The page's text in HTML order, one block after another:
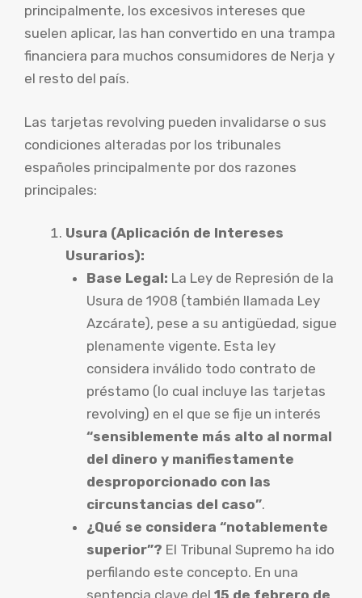
principalmente, los excesivos intereses que
suelen aplicar, las han convertido en una trampa
financiera para muchos consumidores de Nerja y
el resto del país.
Las tarjetas revolving pueden invalidarse o sus
condiciones alteradas por los tribunales
españoles principalmente por dos razones
principales:
Usura (Aplicación de Intereses
Usurarios):
Base Legal: La Ley de Represión de la
Usura de 1908 (también llamada Ley
Azcárate), pese a su antigüedad, sigue
plenamente vigente. Esta ley
considera inválido todo contrato de
préstamo (lo cual incluye las tarjetas
revolving) en el que se fije un interés
“sensiblemente más alto al normal
del dinero y manifiestamente
desproporcionado con las
circunstancias del caso”.
¿Qué se considera “notablemente
superior”? El Tribunal Supremo ha ido
perfilando este concepto. En una
sentencia clave del 15 de febrero de